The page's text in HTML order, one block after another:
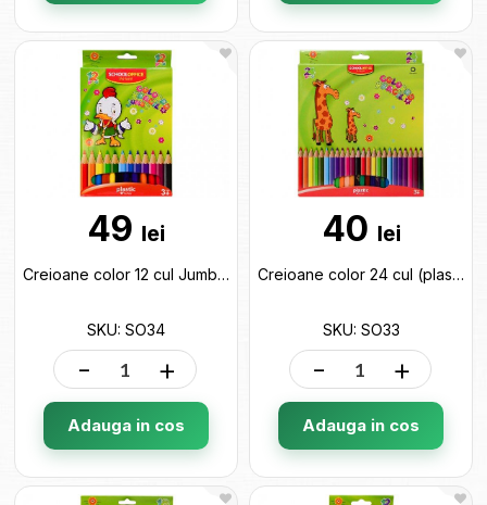
49 lei
Creioane color 12 cul Jumbo (plastic) SO34
SKU: SO34
- +
Adauga in cos
40 lei
Creioane color 24 cul (plastic)ML6-3 SO33
SKU: SO33
- +
Adauga in cos